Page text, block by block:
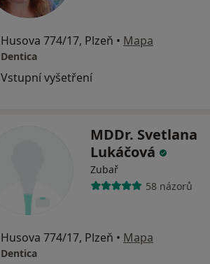
Husova 774/17, Plzeň • Mapa
Dentica
Vstupní vyšetření
MDDr. Svetlana
Lukáčová
Zubař
58 názorů
Husova 774/17, Plzeň • Mapa
Dentica